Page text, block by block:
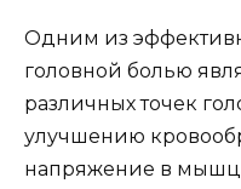
Одним из
головной болью
различных точек
улучшению
напряжение в